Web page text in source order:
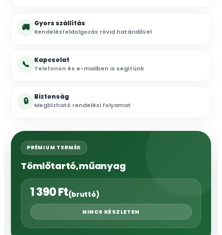
🚚 Gyors szállítás
Rendelésfeldolgozás rövid határidővel
📞 Kapcsolat
Telefonon és e-mailben is segítünk
🔒 Biztonság
Megbízható rendelési folyamat
PRÉMIUM TERMÉK
Tömlőtartó,műanyag
1 390Ft(bruttó)
NINCS KÉSZLETEN